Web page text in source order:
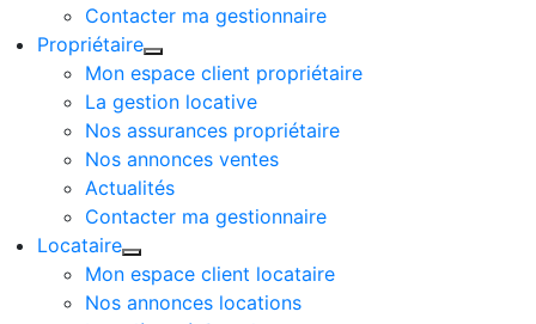
Contacter ma gestionnaire
Propriétaire
Mon espace client propriétaire
La gestion locative
Nos assurances propriétaire
Nos annonces ventes
Actualités
Contacter ma gestionnaire
Locataire
Mon espace client locataire
Nos annonces locations